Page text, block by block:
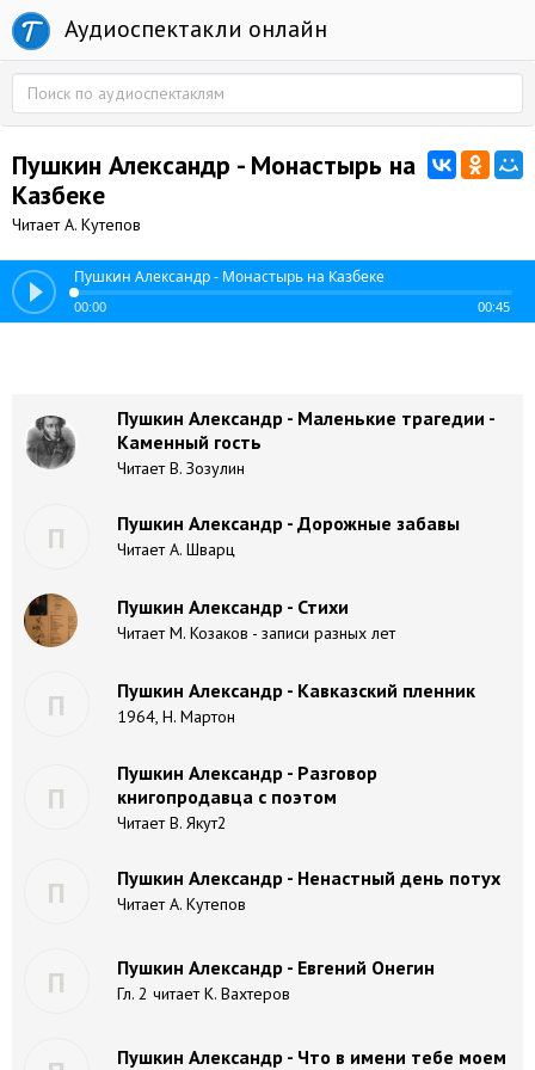
Аудиоспектакли онлайн
Пушкин Александр - Монастырь на
Казбеке
Читает А. Кутепов
Пушкин Александр - Монастырь на Казбеке
00:00 00:45
Пушкин Александр - Маленькие трагедии -
Каменный гость
Читает В. Зозулин
П Пушкин Александр - Дорожные забавы
Читает А. Шварц
Пушкин Александр - Стихи
Читает М. Козаков - записи разных лет
П Пушкин Александр - Кавказский пленник
1964, Н. Мартон
П
Пушкин Александр - Разговор
книгопродавца с поэтом
Читает В. Якут2
П Пушкин Александр - Ненастный день потух
Читает А. Кутепов
П Пушкин Александр - Евгений Онегин
Гл. 2 читает К. Вахтеров
Пушкин Александр - Что в имени тебе моем